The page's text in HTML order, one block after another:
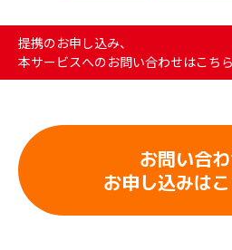
提携のお申し込み、
本サービスへのお問い合わせはこち
お問い合わ
お申し込みは